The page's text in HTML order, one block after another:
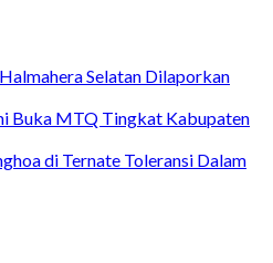
Selatan Dilaporkan
Buka MTQ Tingkat Kabupaten
di Ternate Toleransi Dalam